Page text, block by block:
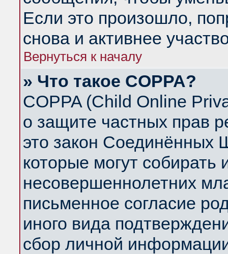
Если это произошло,
снова и активнее
Вернуться к началу
» Что такое COPPA?
COPPA (Child Online
о защите частных прав
это закон Соединённых
которые могут
несовершеннолетних
письменное согласие
иного вида
сбор личной